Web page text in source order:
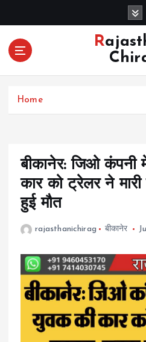
o
Rajasthani
Home
बीकानेर: जिओ कंपनी
कार को ट्रेलर ने
हुई मौत
rajasthanichirag बीकानेर